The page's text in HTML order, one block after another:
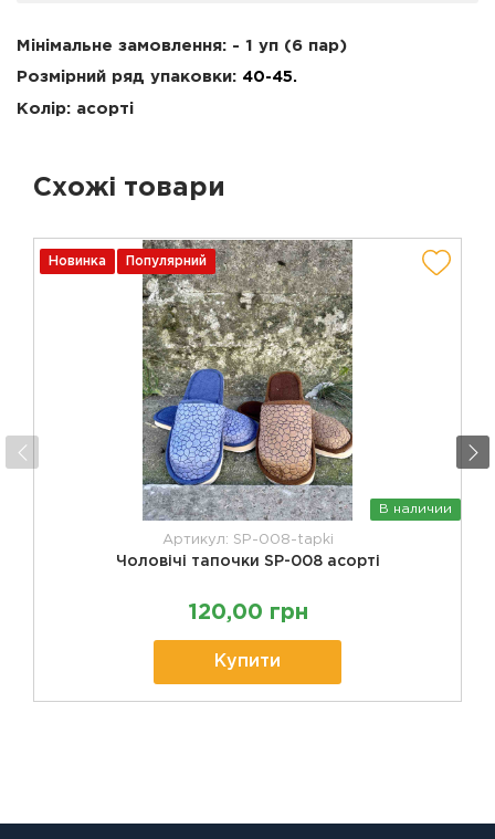
Мінімальне замовлення: - 1 уп (6 пар)
Розмірний ряд упаковки: 40-45.
Колір: асорті
Схожі товари
Новинка Популярний
В наличии
Артикул: SP-008-tapki
Чоловічі тапочки SP-008 асорті
120,00 грн
Купити